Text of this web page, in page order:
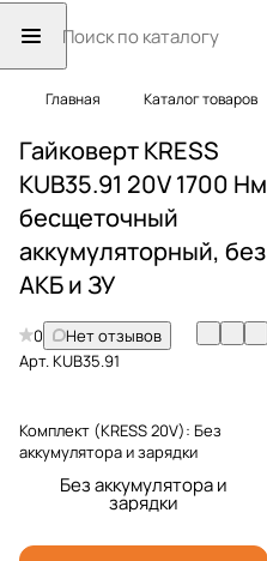
Главная Каталог товаров
Гайковерт KRESS
KUB35.91 20V 1700 Нм
бесщеточный
аккумуляторный, без
АКБ и ЗУ
0
Нет отзывов
Арт.KUB35.91
Комплект (KRESS 20V): Без
аккумулятора и зарядки
Без аккумулятора и
зарядки